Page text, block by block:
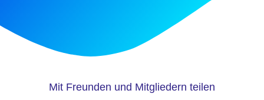
Mit Freunden und Mitgliedern teilen